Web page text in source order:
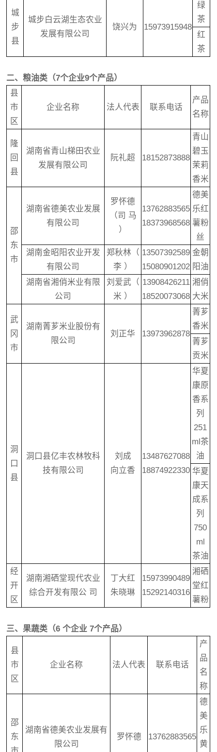
城
步
县
城步白云湖生态农业
发展有限公司
饶兴为 15973915948
绿
茶
红
茶
二、粮油类（7个企业9个产品）
县
市
区
企业名称 法人代表 联系电话
产品
名称
隆
回
县
湖南省青山梯田农业
发展有限公司
阮礼超 18152873888
青山
碧玉
茉莉
香米
邵
东
市
湖南省德美农业发展
有限公司
罗怀德
（司 马
）
13762883565
18373968568
德美
乐红
薯粉
丝
湖南金昭阳农业开发
有限公司
郑秋林（
李 ）
13507392589
15080901202
金朝
阳油
湖南省湘俏米业有限
公司
刘爱武（
米 ）
13908426211
18520073068
湘俏
大米
武
冈
市
湖南菁芗米业股份有
限公司
刘正华 13973962878
菁芗
香米
菁芗
贡米
洞
口
县
洞口县亿丰农林牧科
技有限公司
刘成
向立香
13487627088
18874922330
华夏
康原
香系
列
251
ml茶
油
华夏
康天
成系
列
750
ml
茶油
经
开
区
湖南湘硒堂现代农业
综合开发有限公 司
丁大红
朱晓琳
15973990489
15292140316
湘硒
堂红
薯粉
三、果蔬类（6 个企业 7个产品）
县
市
区
企业名称 法人代表 联系电话
产
品
名
称
邵
东
湖南省德美农业发展有
限公司
罗怀德 13762883565
德
美
乐
黄